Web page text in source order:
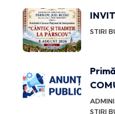
STIRI
STIRI